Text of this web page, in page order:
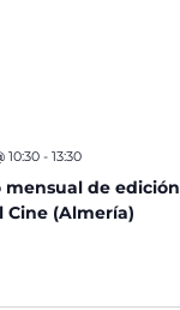
mensual de
Cine (Almería)
10:30- 13:30